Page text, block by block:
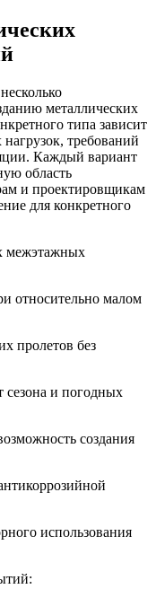
металлических
типа зависит
требований
Каждый вариант
область
и проектировщикам
для конкретного
межэтажных
относительно малом
пролетов без
сезона и погодных
создания
использования